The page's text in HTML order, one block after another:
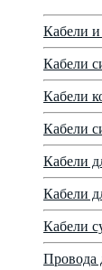
Кабели и
Кабели
Кабели
Кабели
Кабели
Кабели
Кабели
Провода